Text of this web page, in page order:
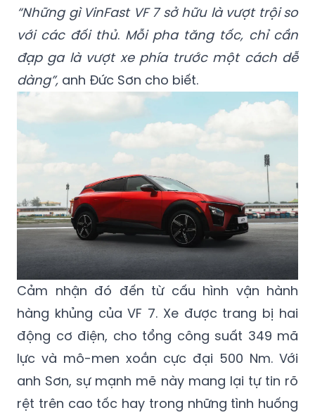
“Những gì VinFast VF 7 sở hữu là vượt trội so
với các đối thủ. Mỗi pha tăng tốc, chỉ cần
đạp ga là vượt xe phía trước một cách dễ
dàng”, anh Đức Sơn cho biết.
Cảm nhận đó đến từ cấu hình vận hành
hàng khủng của VF 7. Xe được trang bị hai
động cơ điện, cho tổng công suất 349 mã
lực và mô-men xoắn cực đại 500 Nm. Với
anh Sơn, sự mạnh mẽ này mang lại tự tin rõ
rệt trên cao tốc hay trong những tình huống